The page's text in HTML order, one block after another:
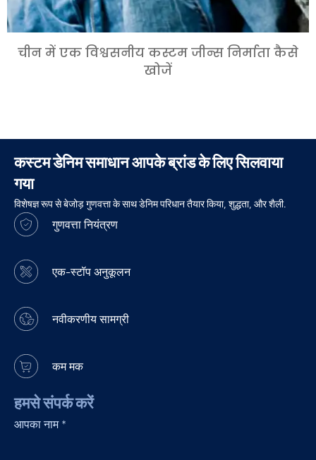
चीन में एक विश्वसनीय कस्टम जीन्स निर्माता कैसे
खोजें
कस्टम डेनिम समाधान आपके ब्रांड के लिए सिलवाया
गया
विशेषज्ञ रूप से बेजोड़ गुणवत्ता के साथ डेनिम परिधान तैयार किया, शुद्धता, और शैली.
गुणवत्ता नियंत्रण
एक-स्टॉप अनुकूलन
नवीकरणीय सामग्री
कम मक
हमसे संपर्क करें
आपका नाम *